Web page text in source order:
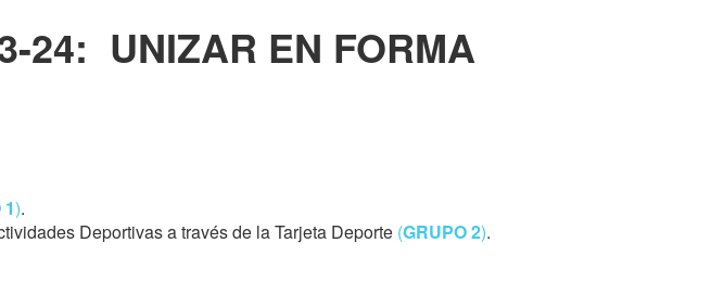
24: UNIZAR EN FORMA
).
Deportivas a través de la Tarjeta Deporte (GRUPO 2).